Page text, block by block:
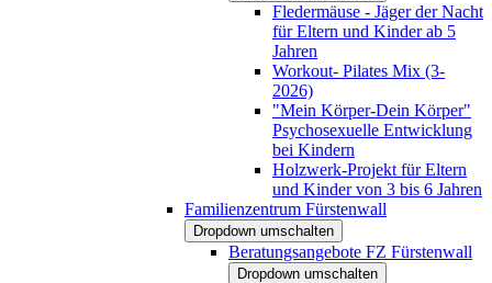
Fledermäuse - Jäger der Nacht
für Eltern und Kinder ab 5
Jahren
Workout- Pilates Mix (3-
2026)
"Mein Körper-Dein Körper"
Psychosexuelle Entwicklung
bei Kindern
Holzwerk-Projekt für Eltern
und Kinder von 3 bis 6 Jahren
Familienzentrum Fürstenwall
Dropdown umschalten
Beratungsangebote FZ Fürstenwall
Dropdown umschalten